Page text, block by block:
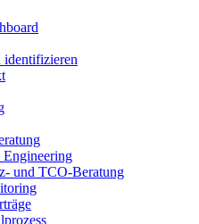
identifizieren
und TCO-Beratung